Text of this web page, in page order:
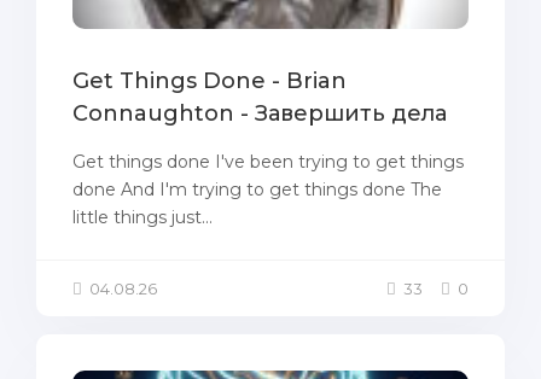
Get Things Done - Brian
Connaughton - Завершить дела
Get things done I've been trying to get things
done And I'm trying to get things done The
little things just...
04.08.26 33 0